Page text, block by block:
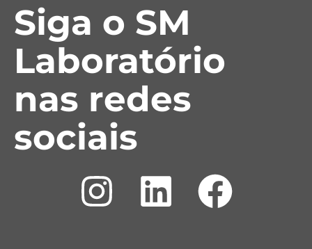
Siga o SM
Laboratório
nas redes
sociais